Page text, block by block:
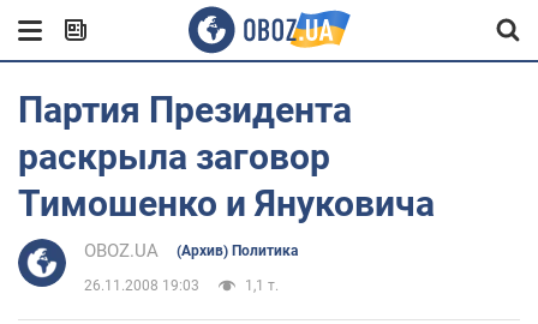
Партия Президента
раскрыла заговор
Тимошенко и Януковича
OBOZ.UA (Архив) Политика
26.11.2008 19:03 1,1 т.